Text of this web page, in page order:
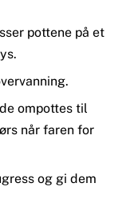
pottene på et
ompottes til
når faren for
og gi dem